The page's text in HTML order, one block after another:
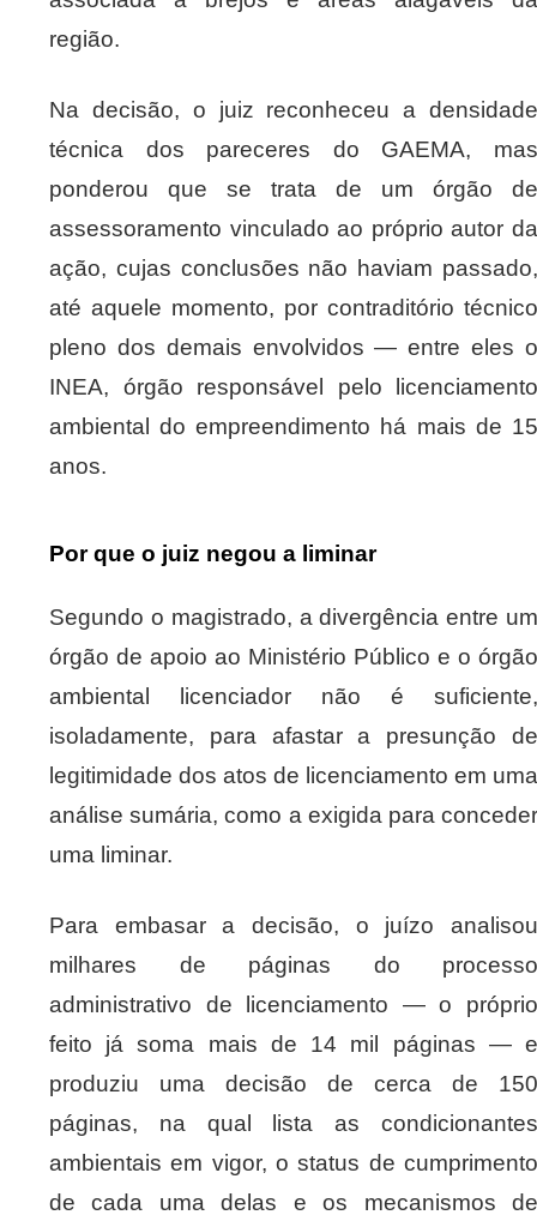
região.
Na decisão, o juiz reconheceu a densidade
técnica dos pareceres do GAEMA, mas
ponderou que se trata de um órgão de
assessoramento vinculado ao próprio autor da
ação, cujas conclusões não haviam passado,
até aquele momento, por contraditório técnico
pleno dos demais envolvidos — entre eles o
INEA, órgão responsável pelo licenciamento
ambiental do empreendimento há mais de 15
anos.
Por que o juiz negou a liminar
Segundo o magistrado, a divergência entre um
órgão de apoio ao Ministério Público e o órgão
ambiental licenciador não é suficiente,
isoladamente, para afastar a presunção de
legitimidade dos atos de licenciamento em uma
análise sumária, como a exigida para conceder
uma liminar.
Para embasar a decisão, o juízo analisou
milhares de páginas do processo
administrativo de licenciamento — o próprio
feito já soma mais de 14 mil páginas — e
produziu uma decisão de cerca de 150
páginas, na qual lista as condicionantes
ambientais em vigor, o status de cumprimento
de cada uma delas e os mecanismos de